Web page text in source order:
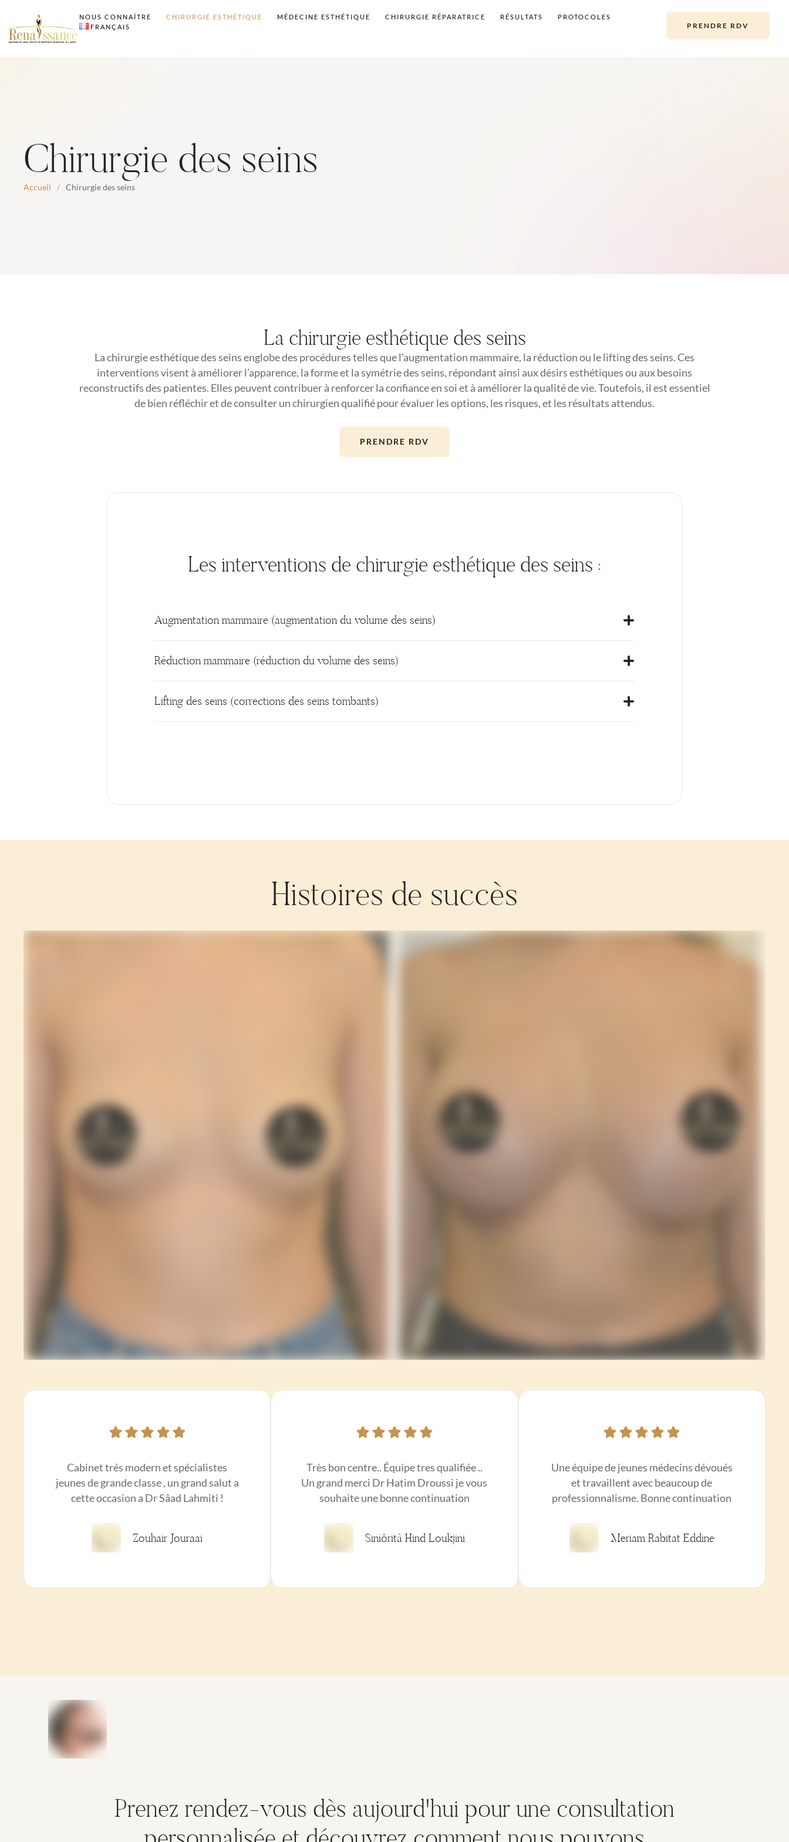
NOUS CONNAÎTRE CHIRURGIE ESTHÉTIQUE MÉDECINE ESTHÉTIQUE CHIRURGIE RÉPARATRICE RÉSULTATS
PROTOCOLES
FRANÇAIS
PRENDRE RDV
Chirurgie des seins
Accueil / Chirurgie des seins
La chirurgie esthétique des seins
La chirurgie esthétique des seins englobe des procédures telles que l’augmentation mammaire, la réduction ou le lifting des seins. Ces
interventions visent à améliorer l’apparence, la forme et la symétrie des seins, répondant ainsi aux désirs esthétiques ou aux besoins
reconstructifs des patientes. Elles peuvent contribuer à renforcer la confiance en soi et à améliorer la qualité de vie. Toutefois, il est essentiel
de bien réfléchir et de consulter un chirurgien qualifié pour évaluer les options, les risques, et les résultats attendus.
PRENDRE RDV
Les interventions de chirurgie esthétique des seins :
Augmentation mammaire (augmentation du volume des seins)
Réduction mammaire (réduction du volume des seins)
Lifting des seins (corrections des seins tombants)
Histoires de succès
Cabinet trés modern et spécialistes
jeunes de grande classe , un grand salut a
cette occasion a Dr Sâad Lahmiti !
Zouhair Jouraai
Très bon centre.. Équipe tres qualifiée ..
Un grand merci Dr Hatim Droussi je vous
souhaite une bonne continuation
Siniôrità Hind Loukjini
Une équipe de jeunes médecins dévoués
et travaillent avec beaucoup de
professionnalisme. Bonne continuation
Meriam Rabitat Eddine
Prenez rendez-vous dès aujourd'hui pour une consultation